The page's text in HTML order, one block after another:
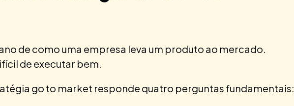
de como uma empresa leva um produto ao mercado.
de executar bem.
go to market responde quatro perguntas fundamentais: